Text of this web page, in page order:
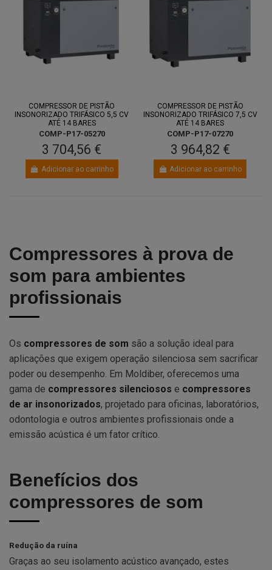
COMPRESSOR DE PISTÃO
INSONORIZADO TRIFÁSICO 5,5 CV
ATÉ 14 BARES
COMP-P17-05270
3 704,56 €
Adicionar ao carrinho
COMPRESSOR DE PISTÃO
INSONORIZADO TRIFÁSICO 7,5 CV
ATÉ 14 BARES
COMP-P17-07270
3 964,82 €
Adicionar ao carrinho
Compressores à prova de
som para ambientes
profissionais
Os compressores de som são a solução ideal para
aplicações que exigem operação silenciosa sem sacrificar
poder ou desempenho. Em Moldiber, oferecemos uma
gama de compressores silenciosos e compressores
de ar insonorizados, projetado para oficinas, laboratórios,
odontologia e outros ambientes profissionais onde a
emissão acústica é um fator crítico.
Benefícios dos
compressores de som
Redução da ruína
Graças ao seu isolamento acústico avançado, estes